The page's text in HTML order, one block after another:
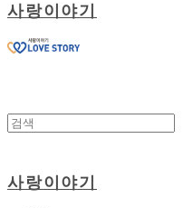
사랑이야기
사랑이야기